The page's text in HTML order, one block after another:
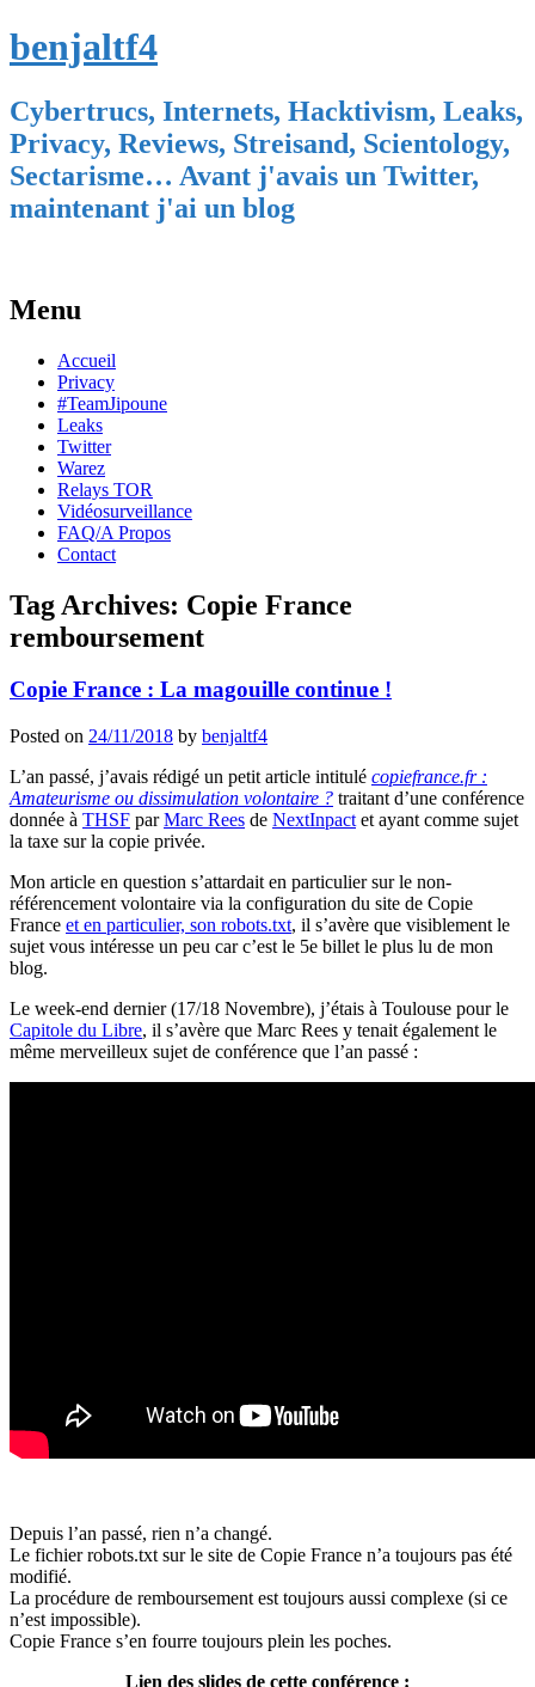
benjaltf4
Cybertrucs, Internets, Hacktivism, Leaks,
Privacy, Reviews, Streisand, Scientology,
Sectarisme… Avant j'avais un Twitter,
maintenant j'ai un blog
Menu
Skip
content
Accueil
Privacy
#TeamJipoune
Leaks
Twitter
Warez
Relays TOR
Vidéosurveillance
FAQ/A Propos
Contact
Tag Archives: Copie France
remboursement
Copie France : La magouille continue !
Posted on 24/11/2018 by benjaltf4
L’an passé, j’avais rédigé un petit article intitulé copiefrance.fr :
Amateurisme ou dissimulation volontaire ? traitant d’une conférence
donnée à THSF parMarc Rees de NextInpact et ayant comme sujet
la taxe sur la copie privée.
Mon article en question s’attardait en particulier sur le non-
référencement volontaire via la configuration du site de Copie
France et en particulier, son robots.txt, il s’avère que visiblement le
sujet vous intéresse un peu car c’est le 5e billet le plus lu de mon
blog.
Le week-end dernier (17/18 Novembre), j’étais à Toulouse pour le
Capitole du Libre, il s’avère que Marc Rees y tenait également le
même merveilleux sujet de conférence que l’an passé :
Depuis l’an passé, rien n’a changé.
Le fichier robots.txt sur le site de Copie France n’a toujours pas été
modifié.
La procédure de remboursement est toujours aussi complexe (si ce
n’est impossible).
Copie France s’en fourre toujours plein les poches.
Lien des slides de cette conférence :